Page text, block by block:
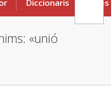
Diccionaris Eines
«unió